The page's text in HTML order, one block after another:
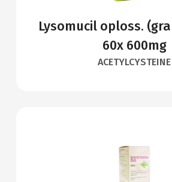
Lysomucil oploss.
60x 600mg
ACETYLCYSTEINE